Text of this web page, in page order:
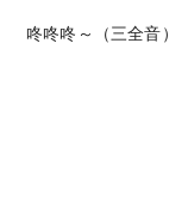
咚咚咚～（三全音）